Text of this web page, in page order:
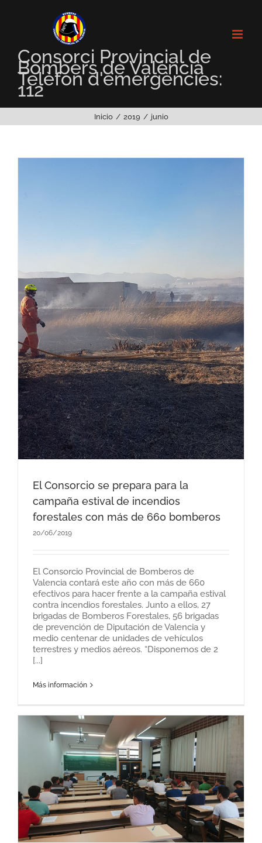
Consorci Provincial de
Bombers de València
Telèfon d'emergències:
112
Inicio 2019 junio
El Consorcio se prepara para la
campaña estival de incendios
forestales con más de 660 bomberos
20/06/2019
El Consorcio Provincial de Bomberos de
Valencia contará este año con más de 660
efectivos para hacer frente a la campaña estival
contra incendios forestales. Junto a ellos, 27
brigadas de Bomberos Forestales, 56 brigadas
de prevención de Diputación de Valencia y
medio centenar de unidades de vehículos
terrestres y medios aéreos. “Disponemos de 2
[...]
Más información